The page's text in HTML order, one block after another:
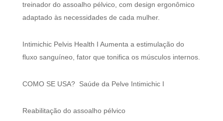
treinador do assoalho pélvico, com design ergonômico
adaptado às necessidades de cada mulher.
Intimichic Pelvis Health I Aumenta a estimulação do
fluxo sanguíneo, fator que tonifica os músculos internos.
COMO SE USA? Saúde da Pelve Intimichic I
Reabilitação do assoalho pélvico